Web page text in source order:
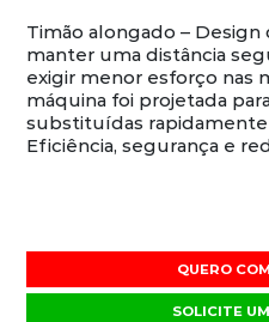
Timão alongado –
manter uma distância
exigir menor esforço nas
máquina foi projetada
substituídas
Eficiência, segurança e
QUERO
SOLICITE